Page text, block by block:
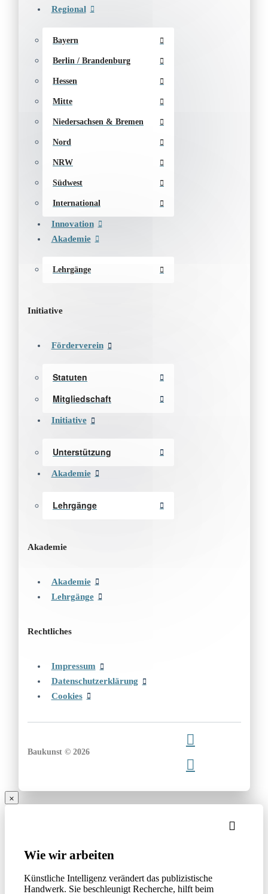
Regional
Bayern
Berlin / Brandenburg
Hessen
Mitte
Niedersachsen & Bremen
Nord
NRW
Südwest
International
Innovation
Akademie
Lehrgänge
Initiative
Förderverein
Statuten
Mitgliedschaft
Initiative
Unterstützung
Akademie
Lehrgänge
Akademie
Akademie
Lehrgänge
Rechtliches
Impressum
Datenschutzerklärung
Cookies
Baukunst © 2026
Wie wir arbeiten
Künstliche Intelligenz verändert das publizistische
Handwerk. Sie beschleunigt Recherche, hilft beim